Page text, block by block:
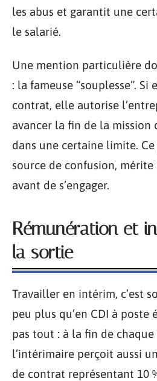
les abus et garantit une
le salarié.
Une mention particulière
: la fameuse “souplesse”.
contrat, elle autorise
avancer la fin de la mission
dans une certaine limite.
source de confusion, mérite
avant de s’engager.
Rémunération et
la sortie
Travailler en intérim, c’est
peu plus qu’en CDI à poste
pas tout : à la fin de chaque
l’intérimaire perçoit aussi
de contrat représentant 10